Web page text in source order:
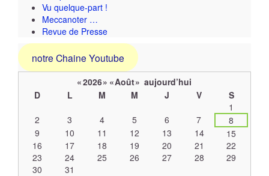
Vu quelque-part !
Meccanoter …
Revue de Presse
notre Chaine Youtube
calendrier
d’évènements
«2026» «Août» aujourd’hui
D
L M M J V
S
1
2
3 4 5 6 7
8
9
10 11 12 13 14
15
16
17 18 19 20 21
22
23
24 25 26 27 28
29
30
31